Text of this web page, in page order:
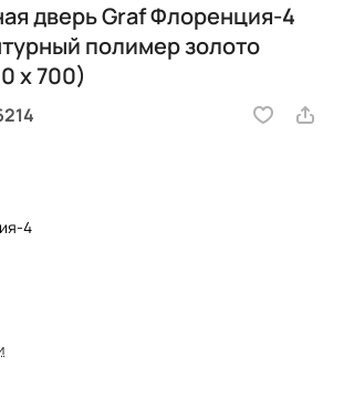
дверь Graf Флоренция-4
полимер золото
х 700)
4